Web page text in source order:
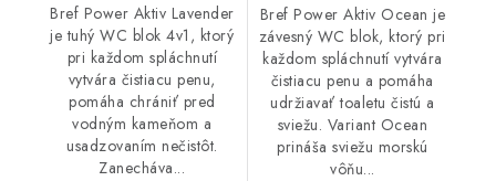
Bref Power Aktiv Lavender
je tuhý WC blok 4v1, ktorý
pri každom spláchnutí
vytvára čistiacu penu,
pomáha chrániť pred
vodným kameňom a
usadzovaním nečistôt.
Zanecháva...
Bref Power Aktiv Ocean je
závesný WC blok, ktorý pri
každom spláchnutí vytvára
čistiacu penu a pomáha
udržiavať toaletu čistú a
sviežu. Variant Ocean
prináša sviežu morskú
vôňu...